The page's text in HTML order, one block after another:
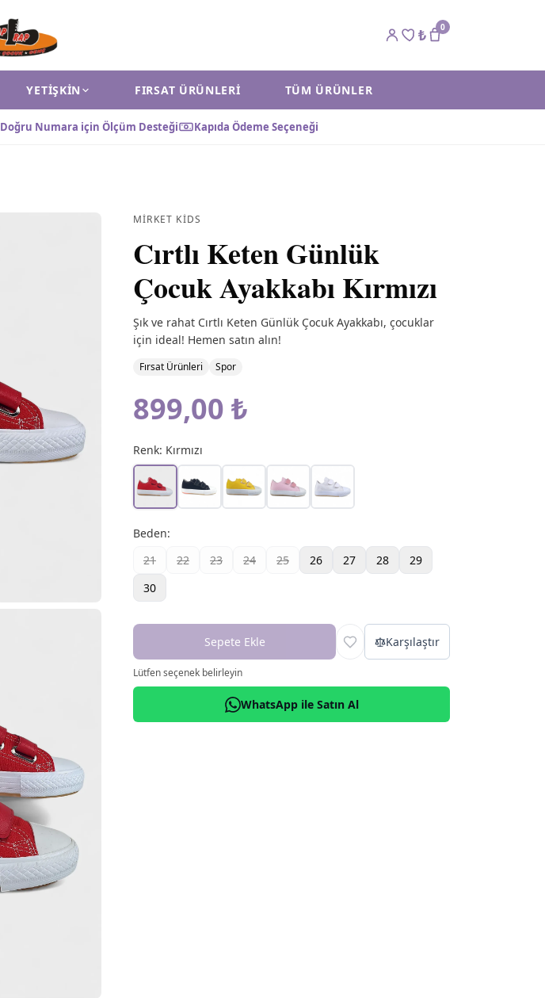
₺ 0
YETIŞKIN FIRSAT ÜRÜNLERI TÜM ÜRÜNLER
Doğru Numara için Ölçüm Desteği Kapıda Ödeme Seçeneği
MIRKET KIDS
Cırtlı Keten Günlük
Çocuk Ayakkabı Kırmızı
Şık ve rahat Cırtlı Keten Günlük Çocuk Ayakkabı, çocuklar
için ideal! Hemen satın alın!
Fırsat Ürünleri Spor
899,00 ₺
Renk: Kırmızı
Beden:
21
22 23 24 25 26 27 28
29
30
Sepete Ekle Karşılaştır
Lütfen seçenek belirleyin
WhatsApp ile Satın Al